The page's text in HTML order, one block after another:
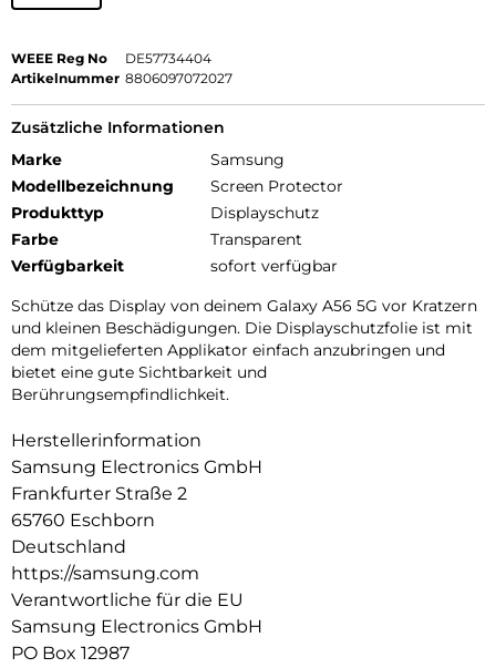
WEEE Reg No
DE57734404
Artikelnummer 8806097072027
Zusätzliche Informationen
Marke
Samsung
Modellbezeichnung
Screen Protector
Produkttyp
Displayschutz
Farbe
Transparent
Verfügbarkeit
sofort verfügbar
Schütze das Display von deinem Galaxy A56 5G vor Kratzern
und kleinen Beschädigungen. Die Displayschutzfolie ist mit
dem mitgelieferten Applikator einfach anzubringen und
bietet eine gute Sichtbarkeit und
Berührungsempfindlichkeit.
Herstellerinformation
Samsung Electronics GmbH
Frankfurter Straße 2
65760 Eschborn
Deutschland
https://samsung.com
Verantwortliche für die EU
Samsung Electronics GmbH
PO Box 12987